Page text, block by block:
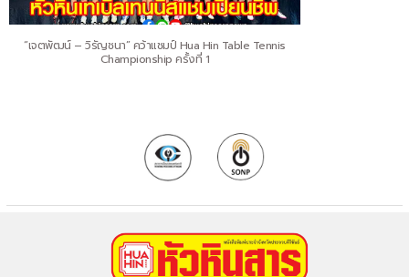
“เจตพัฒน์ – วิรัญชนา” คว้าแชมป์ Hua Hin Table Tennis
Championship ครั้งที่ 1